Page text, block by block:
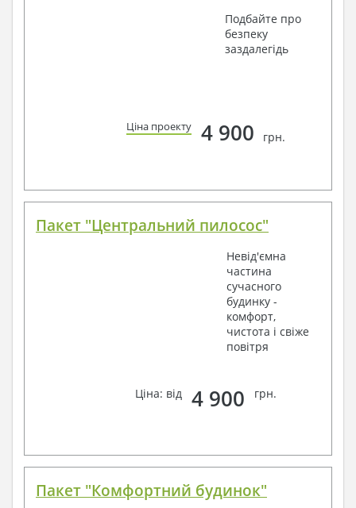
Подбайте про
безпеку
заздалегідь
Ціна проекту 4 900 грн.
Пакет "Центральний пилосос"
Невід'ємна
частина
сучасного
будинку -
комфорт,
чистота і свіже
повітря
Ціна: від 4 900 грн.
Пакет "Комфортний будинок"